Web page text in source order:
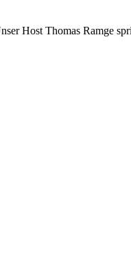
Host Thomas Ramge